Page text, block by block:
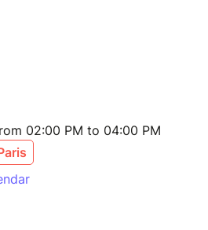
02:00 PM to 04:00 PM